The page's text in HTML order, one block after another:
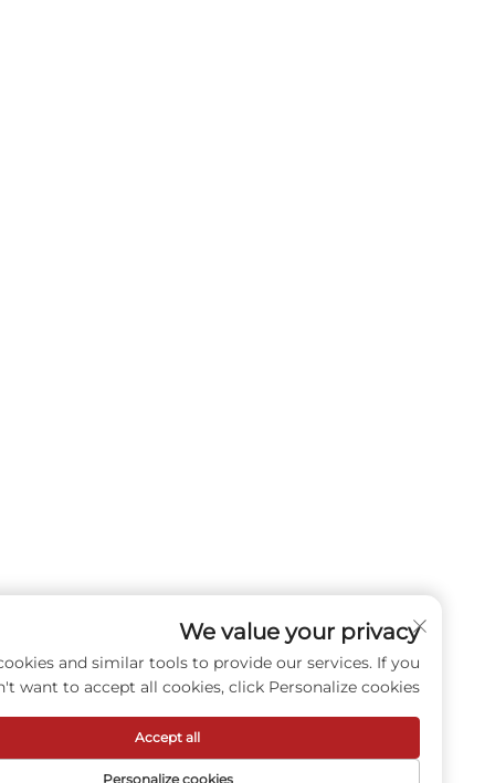
We value your privacy
use cookies and similar tools to provide our services. If you
don't want to accept all cookies, click Personalize cookies.
Personalize cookies
Accept all